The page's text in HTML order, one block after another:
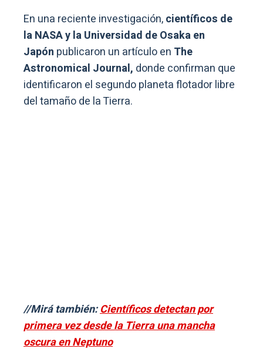
En una reciente investigación,científicos de
la NASA y la Universidad de Osaka en
Japón publicaron un artículo en The
Astronomical Journal, donde confirman que
identificaron el segundo planeta flotador libre
del tamaño de la Tierra.
//Mirá también:Científicos detectan por
primera vez desde la Tierra una mancha
oscura en Neptuno